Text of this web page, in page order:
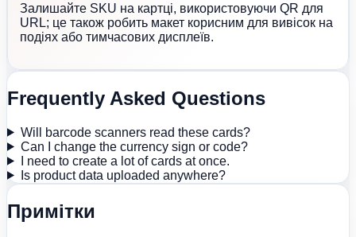
Залишайте SKU на картці, використовуючи QR для
URL; це також робить макет корисним для вивісок на
подіях або тимчасових дисплеїв.
Frequently Asked Questions
Will barcode scanners read these cards?
Can I change the currency sign or code?
I need to create a lot of cards at once.
Is product data uploaded anywhere?
Примітки